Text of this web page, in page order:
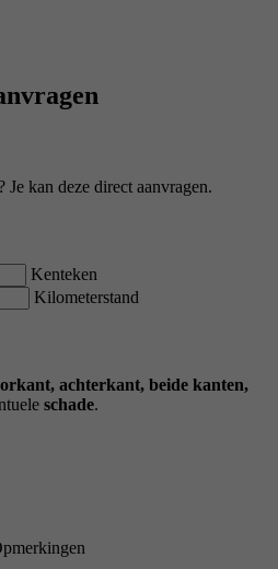
Je kan deze direct aanvragen.
Kenteken
Kilometerstand
achterkant, beide kanten,
schade.